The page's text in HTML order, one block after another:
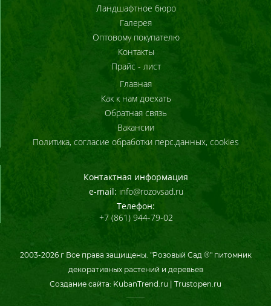
Ландшафтное бюро
Галерея
Оптовому покупателю
Контакты
Прайс - лист
Главная
Как к нам доехать
Обратная связь
Вакансии
Политика, согласие обработки перс.данных, cookies
Контактная информация
e-mail: info@rozovsad.ru
Телефон:
+7 (861) 944-79-02
2003-2026г Все права защищены. "Розовый Сад ®" питомник
декоративных растений и деревьев
Создание сайта: KubanTrend.ru Trustopen.ru